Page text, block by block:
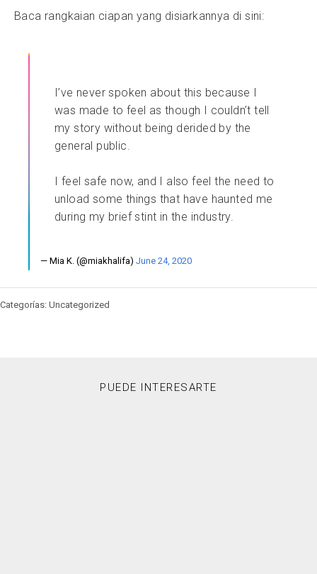
Baca rangkaian ciapan yang disiarkannya di sini:
I’ve never spoken about this because I
was made to feel as though I couldn’t tell
my story without being derided by the
general public.
I feel safe now, and I also feel the need to
unload some things that have haunted me
during my brief stint in the industry.
— Mia K. (@miakhalifa) June 24, 2020
Categorías: Uncategorized
PUEDE INTERESARTE